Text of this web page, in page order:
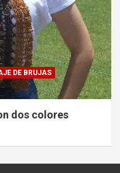
DE BRUJAS
dos colores